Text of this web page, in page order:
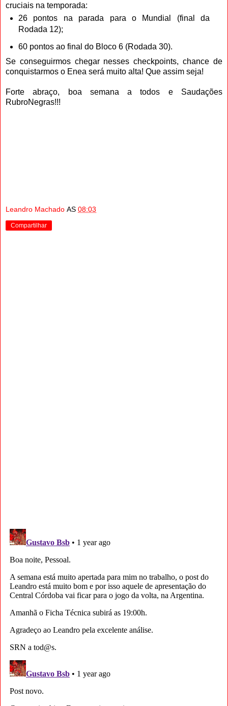
cruciais na temporada:
26 pontos na parada para o Mundial (final da
Rodada 12);
60 pontos ao final do Bloco 6 (Rodada 30).
Se conseguirmos chegar nesses checkpoints, chance de
conquistarmos o Enea será muito alta! Que assim seja!
Forte abraço, boa semana a todos e Saudações
RubroNegras!!!
Leandro Machado AS 08:03
Compartilhar